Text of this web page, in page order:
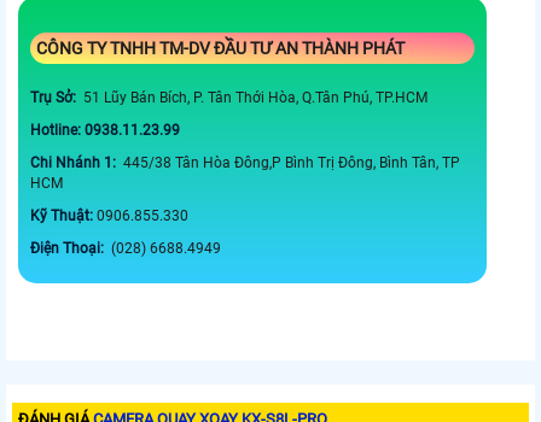
CÔNG TY TNHH TM-DV ĐẦU TƯ AN THÀNH PHÁT
Trụ Sở: 51 Lũy Bán Bích, P. Tân Thới Hòa, Q.Tân Phú, TP.HCM
Hotline: 0938.11.23.99
Chi Nhánh 1: 445/38 Tân Hòa Đông,P Bình Trị Đông, Bình Tân, TP
HCM
Kỹ Thuật: 0906.855.330
Điện Thoại: (028) 6688.4949